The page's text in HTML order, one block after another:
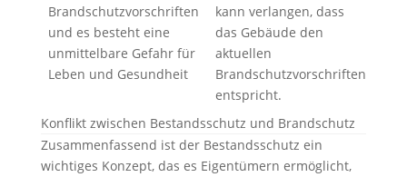
Brandschutzvorschriften
und es besteht eine
unmittelbare Gefahr für
Leben und Gesundheit
kann verlangen, dass
das Gebäude den
aktuellen
Brandschutzvorschriften
entspricht.
Konflikt zwischen Bestandsschutz und Brandschutz
Zusammenfassend ist der Bestandsschutz ein
wichtiges Konzept, das es Eigentümern ermöglicht,